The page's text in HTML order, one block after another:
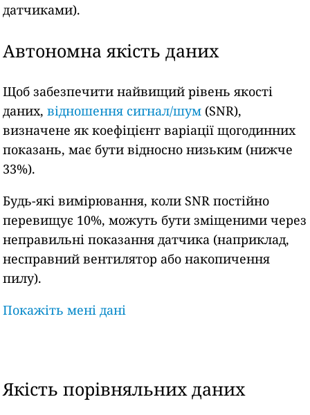
датчиками).
Автономна якість даних
Щоб забезпечити найвищий рівень якості
даних,відношення сигнал/шум (SNR),
визначене як коефіцієнт варіації щогодинних
показань, має бути відносно низьким (нижче
33%).
Будь-які вимірювання, коли SNR постійно
перевищує 10%, можуть бути зміщеними через
неправильні показання датчика (наприклад,
несправний вентилятор або накопичення
пилу).
Покажіть мені дані
Якість порівняльних даних